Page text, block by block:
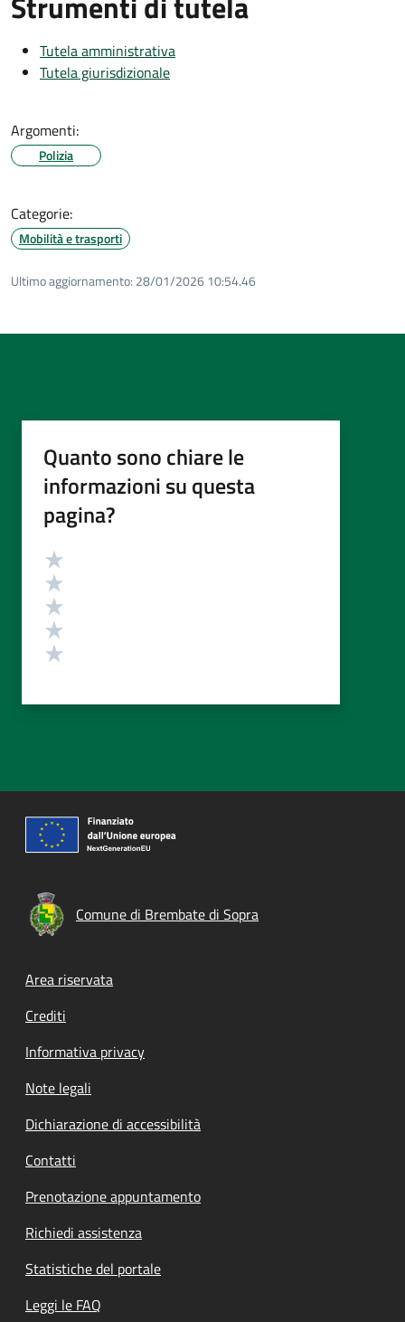
Tutela amministrativa
Tutela giurisdizionale
Argomenti:
Polizia
Categorie:
Mobilità e trasporti
Ultimo aggiornamento: 28/01/2026 10:54.46
Quanto sono chiare le
informazioni su questa
pagina?
Valutazione
Comune di Brembate di Sopra
Footer menu
Area riservata
Crediti
Informativa privacy
Note legali
Dichiarazione di accessibilità
Contatti
Prenotazione appuntamento
Richiedi assistenza
Statistiche del portale
Leggi le FAQ